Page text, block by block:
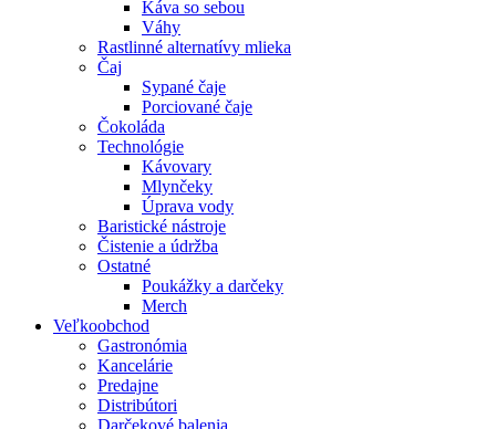
Káva so sebou
Váhy
Rastlinné alternatívy mlieka
Čaj
Sypané čaje
Porciované čaje
Čokoláda
Technológie
Kávovary
Mlynčeky
Úprava vody
Baristické nástroje
Čistenie a údržba
Ostatné
Poukážky a darčeky
Merch
Veľkoobchod
Gastronómia
Kancelárie
Predajne
Distribútori
Darčekové balenia